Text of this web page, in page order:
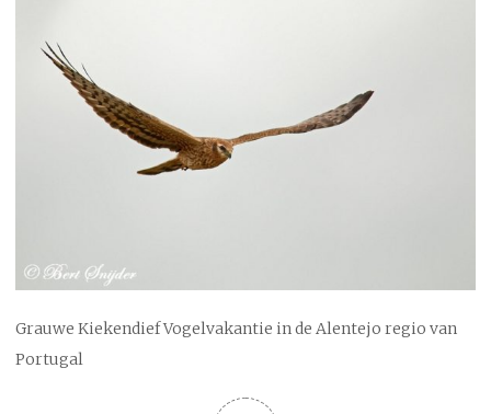
Grauwe Kiekendief Vogelvakantie in de Alentejo regio van
Portugal